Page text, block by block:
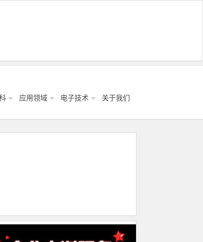
应用领域 电子技术 关于我们